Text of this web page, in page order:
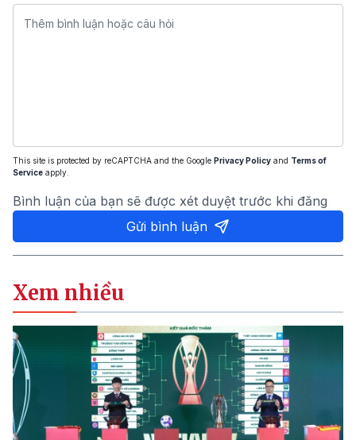
This site is protected by reCAPTCHA and the Google Privacy Policy and Terms of
Service apply.
Bình luận của bạn sẽ được xét duyệt trước khi đăng
Gửi bình luận
Xem nhiều